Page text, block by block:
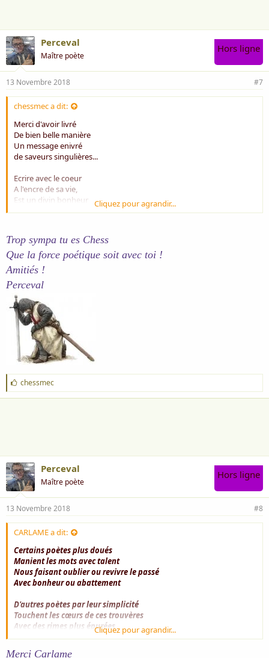
Perceval
Maître poète
Hors ligne
13 Novembre 2018 #7
chessmec a dit:
Merci d'avoir livré
De bien belle manière
Un message enivré
de saveurs singulières...
Ecrire avec le coeur
A l'encre de sa vie,
Est un divin bonheur
Que les dieux nous envient !
Cliquez pour agrandir...
Trop sympa tu es Chess
Que la force poétique soit avec toi !
Amitiés !
Perceval
J
'
a
chessmec
Perceval
Maître poète
Hors ligne
13 Novembre 2018 #8
CARLAME a dit:
Certains poètes plus doués
Manient les mots avec talent
Nous faisant oublier ou revivre le passé
Avec bonheur ou abattement
D'autres poètes par leur simplicité
Touchent les cœurs de ces trouvères
Avec des rimes plus épurées
Se joignant a eux a cœur ouvert :je ne sais pas dans quel quatrain,
je suis classée, peut-être dans le deuxième, si toutefois, je m'ose
Cliquez pour agrandir...
Merci Carlame